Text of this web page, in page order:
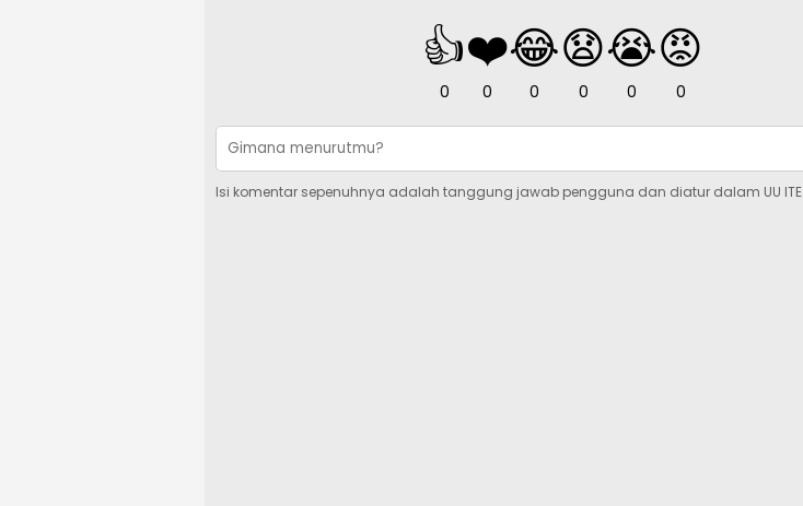
👍
0
❤️
0
😂
0
😧
0
😭
0
😡
0
Isi komentar sepenuhnya adalah tanggung jawab pengguna dan diatur dalam UU ITE